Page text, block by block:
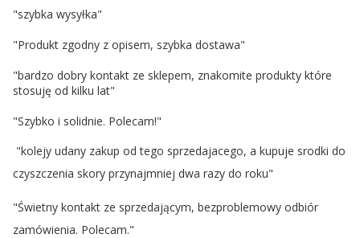
"szybka wysyłka"
"Produkt zgodny z opisem, szybka dostawa"
"bardzo dobry kontakt ze sklepem, znakomite produkty które
stosuję od kilku lat"
"Szybko i solidnie. Polecam!"
"kolejy udany zakup od tego sprzedajacego, a kupuje srodki do
czyszczenia skory przynajmniej dwa razy do roku"
"Świetny kontakt ze sprzedającym, bezproblemowy odbiór
zamówienia. Polecam."